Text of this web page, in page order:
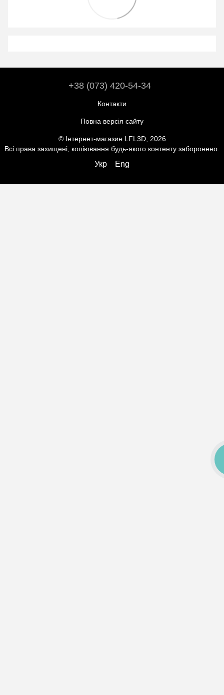
+38 (073) 420-54-34
Контакти
Повна версія сайту
© Інтернет-магазин LFL3D, 2026
Всі права захищені, копіювання будь-якого контенту заборонено.
Укр Eng